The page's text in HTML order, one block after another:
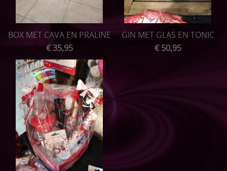
ONTBIJTMANDEN
Acties
Speenkoordjes
Sleutelhangers
Speelkoord buggy
Bijtringen
Setjes
BOX MET CAVA EN PRALINE
€ 35,95
GIN MET GLAS EN TONIC
€ 50,95